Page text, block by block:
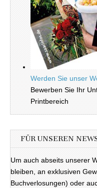
Werden Sie unser
Bewerben Sie Ihr
Printbereich
FÜR UNSEREN
Um auch abseits unserer
bleiben, an exklusiven
Buchverlosungen) oder